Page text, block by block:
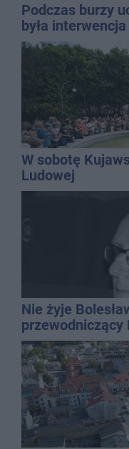
Podczas burzy
była
W sobotę
Ludowej
Nie żyje
dyrektor SP 14